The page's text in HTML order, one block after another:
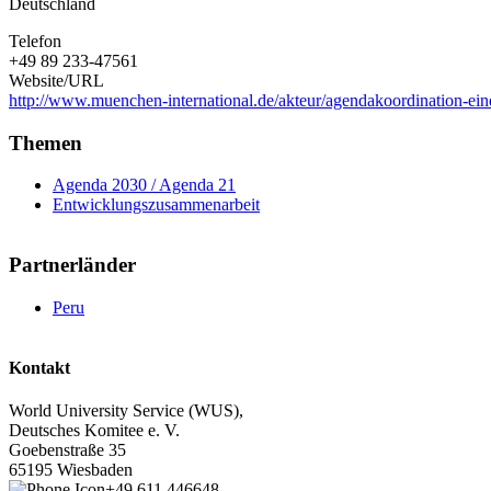
Telefon
+49 89 233-47561
Website/URL
http://www.muenchen-international.de/akteur/agendakoordination-
Themen
Agenda 2030 / Agenda 21
Entwicklungszusammenarbeit
Partnerländer
Peru
Kontakt
World University Service (WUS),
Deutsches Komitee e. V.
Goebenstraße 35
65195 Wiesbaden